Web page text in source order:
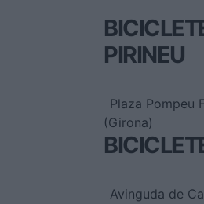
PIRINEU
Plaza Pompeu
(Girona)
Avinguda de